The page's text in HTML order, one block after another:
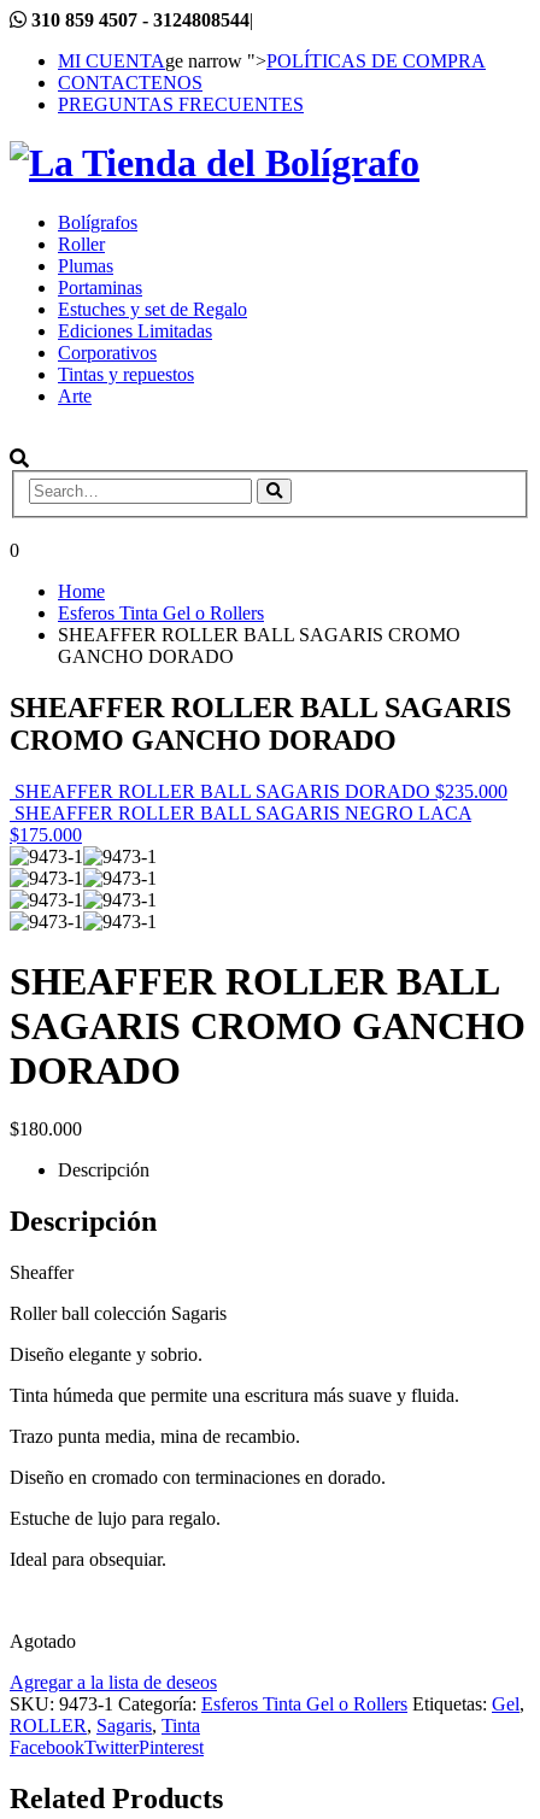
310 859 4507 - 3124808544|
MI CUENTAge narrow ">POLÍTICAS DE COMPRA
CONTACTENOS
PREGUNTAS FRECUENTES
Bolígrafos
Roller
Plumas
Portaminas
Estuches y set de Regalo
Ediciones Limitadas
Corporativos
Tintas y repuestos
Arte
0
Home
Esferos Tinta Gel o Rollers
SHEAFFER ROLLER BALL SAGARIS CROMO
GANCHO DORADO
SHEAFFER ROLLER BALL SAGARIS
CROMO GANCHO DORADO
SHEAFFER ROLLER BALL SAGARIS DORADO $235.000
SHEAFFER ROLLER BALL SAGARIS NEGRO LACA
$175.000
SHEAFFER ROLLER BALL
SAGARIS CROMO GANCHO
DORADO
$180.000
Descripción
Descripción
Sheaffer
Roller ball colección Sagaris
Diseño elegante y sobrio.
Tinta húmeda que permite una escritura más suave y fluida.
Trazo punta media, mina de recambio.
Diseño en cromado con terminaciones en dorado.
Estuche de lujo para regalo.
Ideal para obsequiar.
Agotado
Agregar a la lista de deseos
SKU: 9473-1 Categoría: Esferos Tinta Gel o Rollers Etiquetas: Gel,
ROLLER, Sagaris, Tinta
FacebookTwitterPinterest
Related Products